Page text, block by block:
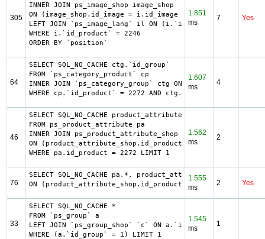
305
INNER JOIN ps_image_shop image_shop
ON (image_shop.id_image = i.id_image AND
LEFT JOIN `ps_image_lang` il ON (i.`id_image` =
WHERE i.`id_product` = 2246
ORDER BY `position`
1.851
ms
7 Yes
64
SELECT SQL_NO_CACHE ctg.`id_group`
FROM `ps_category_product` cp
INNER JOIN `ps_category_group` ctg ON
WHERE cp.`id_product` = 2272 AND ctg.`id_group` = 1
1.607
ms
4
46
SELECT SQL_NO_CACHE
FROM ps_product_attribute pa
INNER JOIN ps_product_attribute_shop
ON (product_attribute_shop.id_product_attribute =
WHERE pa.id_product = 2272 LIMIT 1
1.562
ms
2
76
SELECT SQL_NO_CACHE pa.*,
ON (product_attribute_shop.id_product_attribute =
1.555
ms
2 Yes
33
SELECT SQL_NO_CACHE *
FROM `ps_group` a
LEFT JOIN `ps_group_shop` `c` ON a.`id_group` =
WHERE (a.`id_group` = 1) LIMIT 1
1.545
ms
1